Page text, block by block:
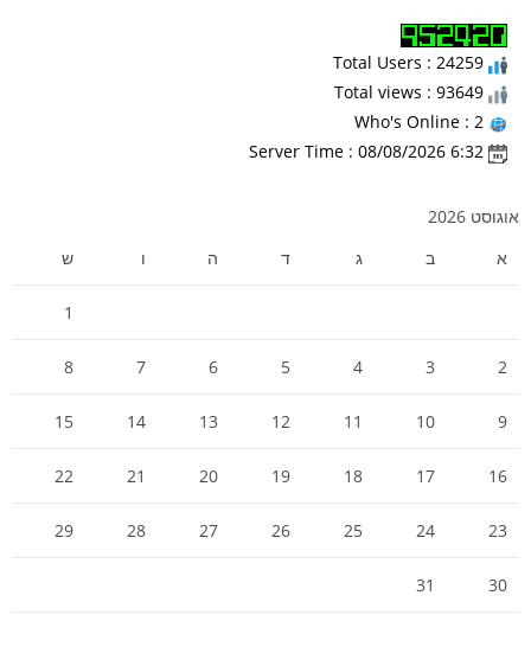
אוגוסט 2026
א
ב ג ד ה ו ש
1
2
3
4
5
6
7
8
9
10
11
12
13
14
15
16
17
18
19
20
21
22
23
24
25
26
27
28
29
30
31